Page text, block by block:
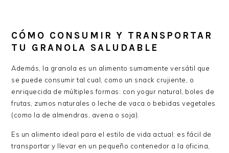
CÓMO CONSUMIR Y TRANSPORTAR
TU GRANOLA SALUDABLE
Además, la granola es un alimento sumamente versátil que
se puede consumir tal cual, como un snack crujiente, o
enriquecida de múltiples formas: con yogur natural, boles de
frutas, zumos naturales o leche de vaca o bebidas vegetales
(como la de almendras, avena o soja).
Es un alimento ideal para el estilo de vida actual: es fácil de
transportar y llevar en un pequeño contenedor a la oficina,